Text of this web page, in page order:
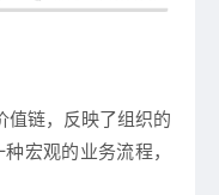
值链，反映了组织的
宏观的业务流程，